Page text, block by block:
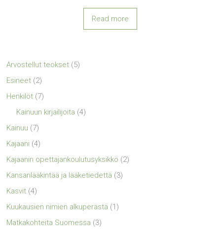
Read more
Arvostellut teokset (5)
Esineet (2)
Henkilöt (7)
Kainuun kirjailijoita (4)
Kainuu (7)
Kajaani (4)
Kajaanin opettajankoulutusyksikkö (2)
Kansanlääkintää ja lääketiedettä (3)
Kasvit (4)
Kuukausien nimien alkuperästä (1)
Matkakohteita Suomessa (3)